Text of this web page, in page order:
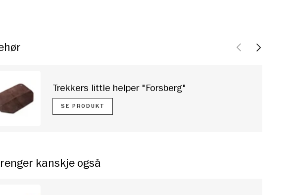
TIDLIGERE
NESTE
Trekkers little helper "Forsberg"
SE PRODUKT
kanskje også